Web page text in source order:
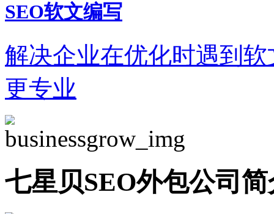
SEO软文编写
解决企业在优化时遇到
更专业
七星贝SEO外包公司简